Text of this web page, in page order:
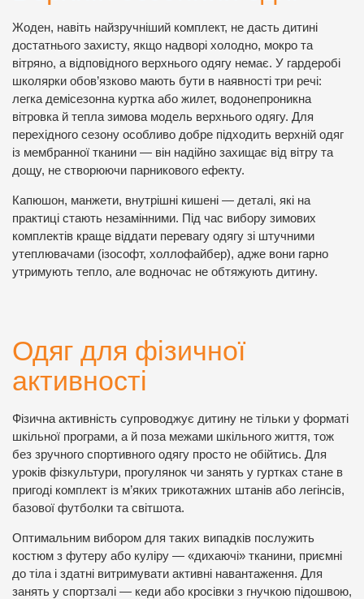
Жоден, навіть найзручніший комплект, не дасть дитині
достатнього захисту, якщо надворі холодно, мокро та
вітряно, а відповідного верхнього одягу немає. У гардеробі
школярки обов’язково мають бути в наявності три речі:
легка демісезонна куртка або жилет, водонепроникна
вітровка й тепла зимова модель верхнього одягу. Для
перехідного сезону особливо добре підходить верхній одяг
із мембранної тканини — він надійно захищає від вітру та
дощу, не створюючи парникового ефекту.
Капюшон, манжети, внутрішні кишені — деталі, які на
практиці стають незамінними. Під час вибору зимових
комплектів краще віддати перевагу одягу зі штучними
утеплювачами (ізософт, холлофайбер), адже вони гарно
утримують тепло, але водночас не обтяжують дитину.
Одяг для фізичної
активності
Фізична активність супроводжує дитину не тільки у форматі
шкільної програми, а й поза межами шкільного життя, тож
без зручного спортивного одягу просто не обійтись. Для
уроків фізкультури, прогулянок чи занять у гуртках стане в
пригоді комплект із м’яких трикотажних штанів або легінсів,
базової футболки та світшота.
Оптимальним вибором для таких випадків послужить
костюм з футеру або куліру — «дихаючі» тканини, приємні
до тіла і здатні витримувати активні навантаження. Для
занять у спортзалі — кеди або кросівки з гнучкою підошвою,